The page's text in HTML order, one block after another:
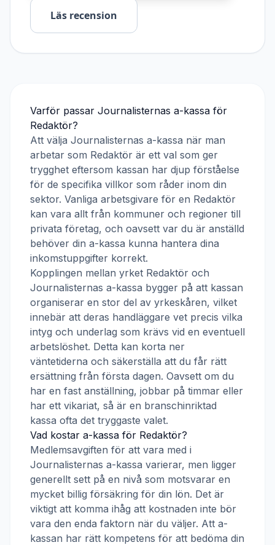
Läs recension
Varför passar Journalisternas a-kassa för
Redaktör?
Att välja Journalisternas a-kassa när man
arbetar som Redaktör är ett val som ger
trygghet eftersom kassan har djup förståelse
för de specifika villkor som råder inom din
sektor. Vanliga arbetsgivare för en Redaktör
kan vara allt från kommuner och regioner till
privata företag, och oavsett var du är anställd
behöver din a-kassa kunna hantera dina
inkomstuppgifter korrekt.
Kopplingen mellan yrket Redaktör och
Journalisternas a-kassa bygger på att kassan
organiserar en stor del av yrkeskåren, vilket
innebär att deras handläggare vet precis vilka
intyg och underlag som krävs vid en eventuell
arbetslöshet. Detta kan korta ner
väntetiderna och säkerställa att du får rätt
ersättning från första dagen. Oavsett om du
har en fast anställning, jobbar på timmar eller
har ett vikariat, så är en branschinriktad
kassa ofta det tryggaste valet.
Vad kostar a-kassa för Redaktör?
Medlemsavgiften för att vara med i
Journalisternas a-kassa varierar, men ligger
generellt sett på en nivå som motsvarar en
mycket billig försäkring för din lön. Det är
viktigt att komma ihåg att kostnaden inte bör
vara den enda faktorn när du väljer. Att a-
kassan har rätt kompetens för att bedöma din